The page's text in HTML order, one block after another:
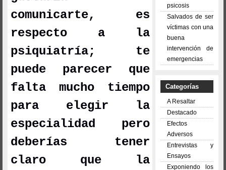
comunicarte, es
respecto a la
psiquiatría; te
puede parecer que
falta mucho tiempo
para elegir la
especialidad pero
deberías tener
claro que la
psicosis
Salvados de ser
víctimas con una
buena
intervención de
emergencias
Categorías
A Resaltar
Destacado
Efectos
Adversos
Entrevistas y
Ensayos
Exponiendo los